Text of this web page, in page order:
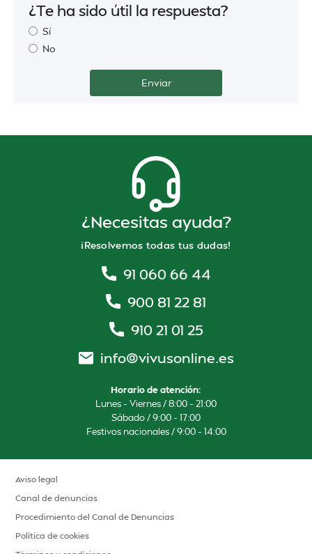
¿Te ha sido útil la respuesta?
Sí
No
¿Necesitas ayuda?
¡Resolvemos todas tus dudas!
91 060 66 44
900 81 22 81
910 21 01 25
info@vivusonline.es
Horario de atención:
Lunes – Viernes / 8:00 – 21:00
Sábado / 9:00 – 17:00
Festivos nacionales / 9:00 – 14:00
Aviso legal
Canal de denuncias
Procedimiento del Canal de Denuncias
Política de cookies